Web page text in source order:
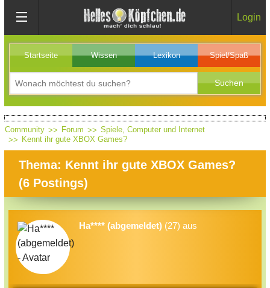
Login
Startseite Wissen Lexikon Spiel/Spaß
Community Forum
Spiele, Computer und Internet
Kennt ihr gute XBOX Games?
Thema: Kennt ihr gute XBOX Games?
(6 Postings)
Ha**** (abgemeldet) (27) aus